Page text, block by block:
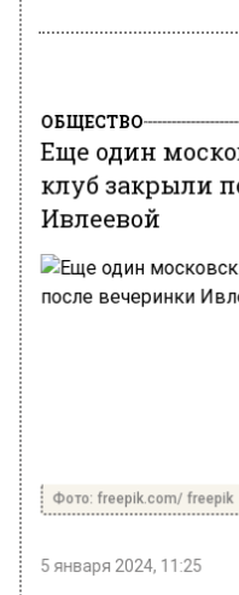
ОБЩЕСТВО
Еще один
клуб закрыли
Ивлеевой
Фото: freepik.com/ freepik
5 января 2024, 11:25